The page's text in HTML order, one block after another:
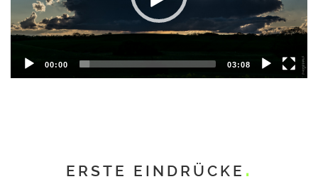
00:00 03:08
HD
ERSTE EINDRÜCKE